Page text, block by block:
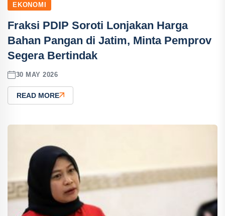
EKONOMI
Fraksi PDIP Soroti Lonjakan Harga
Bahan Pangan di Jatim, Minta Pemprov
Segera Bertindak
30 MAY 2026
READ MORE